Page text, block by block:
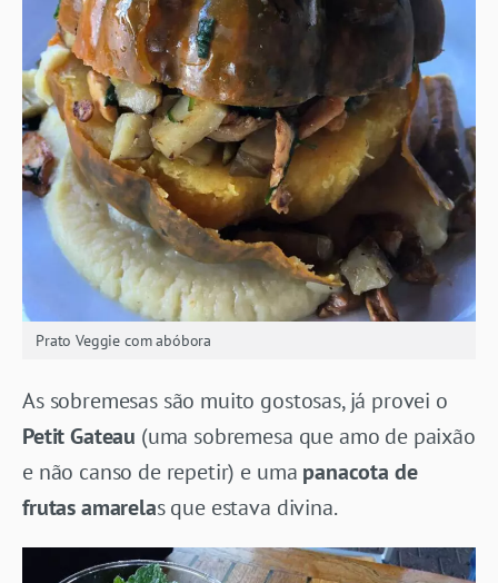
Prato Veggie com abóbora
As sobremesas são muito gostosas, já provei o
Petit Gateau (uma sobremesa que amo de paixão
e não canso de repetir) e uma panacota de
frutas amarelas que estava divina.